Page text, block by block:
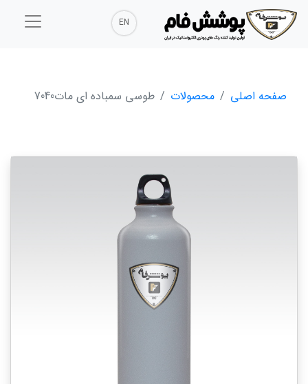
EN
صفحه اصلی محصولات طوسی سمباده ای مات7040